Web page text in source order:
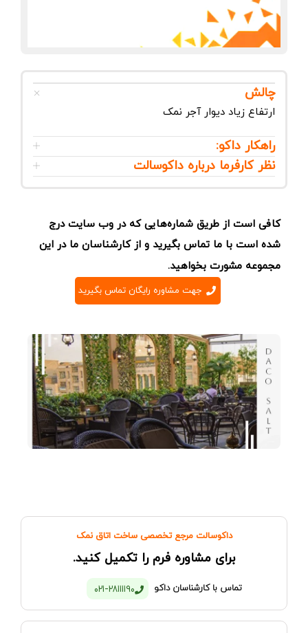
چالش
ارتفاع زیاد دیوار آجر نمک
راهکار داکو:
نظر کارفرما درباره داکوسالت
کافی است از طریق شماره‌هایی که در وب سایت درج
شده است با ما تماس بگیرید و از کارشناسان ما در این
مجموعه مشورت بخواهید.
جهت مشاوره رایگان تماس بگیرید
داکوسالت مرجع تخصصی ساخت اتاق نمک
برای مشاوره فرم را تکمیل کنید.
تماس با کارشناسان داکو 021-28111190